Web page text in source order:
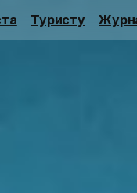
Туристу